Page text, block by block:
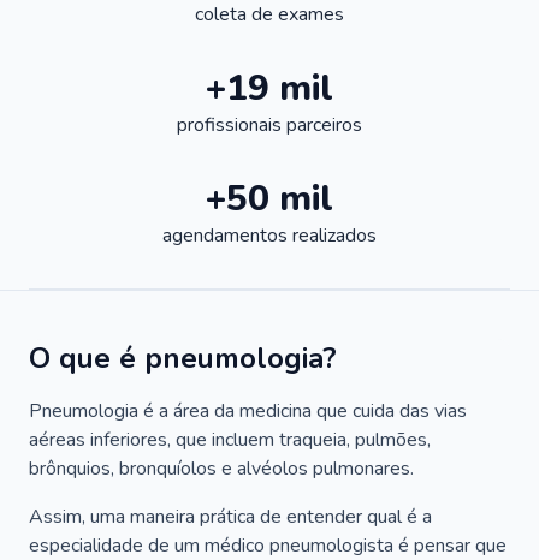
coleta de exames
+19 mil
profissionais parceiros
+50 mil
agendamentos realizados
O que é pneumologia?
Pneumologia é a área da medicina que cuida das vias
aéreas inferiores, que incluem traqueia, pulmões,
brônquios, bronquíolos e alvéolos pulmonares.
Assim, uma maneira prática de entender qual é a
especialidade de um médico pneumologista é pensar que